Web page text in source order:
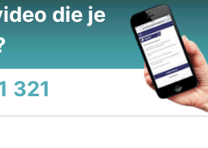
die je
321